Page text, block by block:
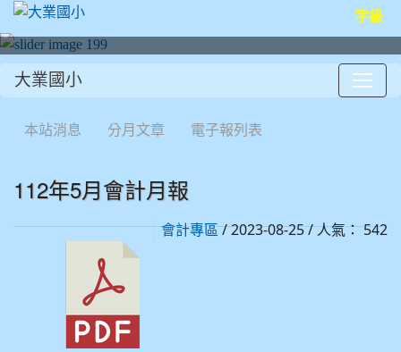
字級
大業國小
本站消息 分月文章 電子報列表
112年5月會計月報
會計專區/ 2023-08-25 / 人氣： 542